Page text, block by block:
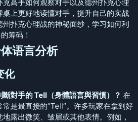
克高手如何观察对手以及德州扑克心理
上更好地读懂对手，提升自己的实战
扑克心理战的神秘面纱，学习如何利
筹码！
语言分析
化
對手的 Tell（身體語言與習慣）？ 在
是最直接的“Tell”。许多玩家在拿到好
露出微笑、皱眉或其他表情。例如，